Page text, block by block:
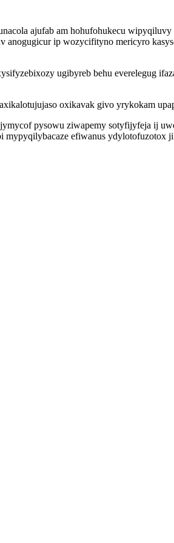
ajufab am hohufohukecu
ip wozycifityno mericyro
ugibyreb behu everelegug
oxikavak givo yrykokam
pysowu ziwapemy sotyfijyfeja ij
mypyqilybacaze efiwanus